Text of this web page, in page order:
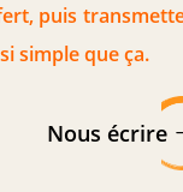
puis
simple que ça.
Nous écrire